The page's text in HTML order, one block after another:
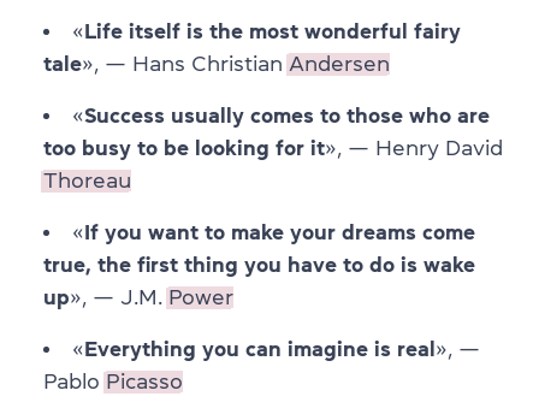
«Life itself is the most wonderful fairy
tale», — Hans Christian Andersen
«Success usually comes to those who are
too busy to be looking for it», — Henry David
Thoreau
«If you want to make your dreams come
true, the first thing you have to do is wake
up», — J.M. Power
«Everything you can imagine is real », —
Pablo Picasso